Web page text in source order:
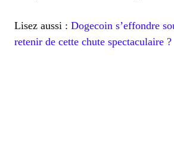
Lisez aussi : Dogecoin s’effondre
retenir de cette chute spectaculaire ?